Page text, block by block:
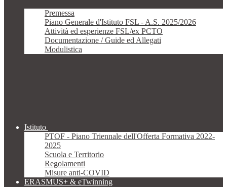
Premessa
Piano Generale d'Istituto FSL - A.S. 2025/2026
Attività ed esperienze FSL/ex PCTO
Documentazione / Guide ed Allegati
Modulistica
Istituto
PTOF - Piano Triennale dell'Offerta Formativa 2022-
2025
Scuola e Territorio
Regolamenti
Misure anti-COVID
ERASMUS+ & eTwinning